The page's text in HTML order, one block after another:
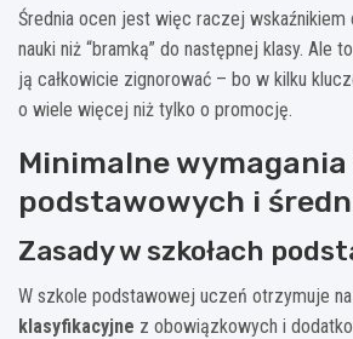
Średnia ocen jest więc raczej wskaźnikiem
nauki niż “bramką” do następnej klasy. Ale
ją całkowicie zignorować – bo w kilku
o wiele więcej niż tylko o promocję.
Minimalne wymagania
podstawowych i
Zasady w szkołach
W szkole podstawowej uczeń otrzymuje
klasyfikacyjne z obowiązkowych i